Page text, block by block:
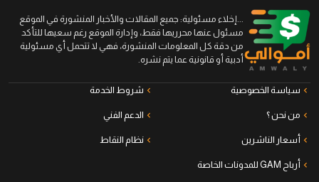
...إخلاء مسئولية: جميع المقالات والأخبار المنشورة في الموقع
مسئول عنها محرريها فقط، وإدارة الموقع رغم سعيها للتأكد
من دقة كل المعلومات المنشورة، فهي لا تتحمل أي مسئولية
أدبية أو قانونية عما يتم نشره.
سياسة الخصوصية شروط الخدمة
من نحن ؟ الدعم الفني
أسعار الناشرين نظام النقاط
أرباح GAM للمدونات الخاصة